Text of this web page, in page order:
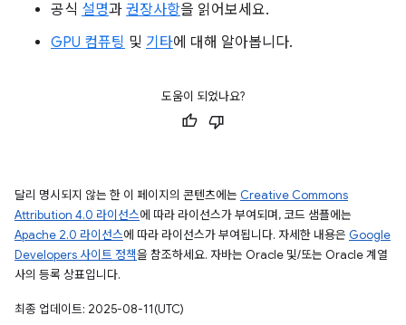
공식 설명과 권장사항을 읽어보세요.
GPU 컴퓨팅 및 기타에 대해 알아봅니다.
도움이 되었나요?
달리 명시되지 않는 한 이 페이지의 콘텐츠에는 Creative Commons
Attribution 4.0 라이선스에 따라 라이선스가 부여되며, 코드 샘플에는
Apache 2.0 라이선스에 따라 라이선스가 부여됩니다. 자세한 내용은 Google
Developers 사이트 정책을 참조하세요. 자바는 Oracle 및/또는 Oracle 계열
사의 등록 상표입니다.
최종 업데이트: 2025-08-11(UTC)